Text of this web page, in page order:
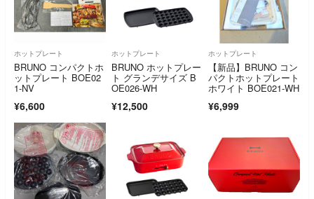
ホットプレート
BRUNO コンパクトホ
ットプレート BOE02
1-NV
¥6,600
ホットプレート
BRUNO ホットプレー
ト グランデサイズ B
OE026-WH
¥12,500
ホットプレート
【新品】BRUNO コン
パクトホットプレート
ホワイト BOE021-WH
¥6,999